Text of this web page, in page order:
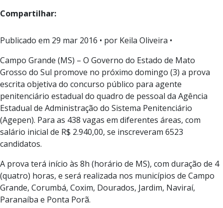
Compartilhar:
Publicado em 29 mar 2016 • por Keila Oliveira •
Campo Grande (MS) – O Governo do Estado de Mato
Grosso do Sul promove no próximo domingo (3) a prova
escrita objetiva do concurso público para agente
penitenciário estadual do quadro de pessoal da Agência
Estadual de Administração do Sistema Penitenciário
(Agepen). Para as 438 vagas em diferentes áreas, com
salário inicial de R$ 2.940,00, se inscreveram 6523
candidatos.
A prova terá início às 8h (horário de MS), com duração de 4
(quatro) horas, e será realizada nos municípios de Campo
Grande, Corumbá, Coxim, Dourados, Jardim, Naviraí,
Paranaíba e Ponta Porã.